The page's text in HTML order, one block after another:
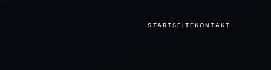
STARTSEITEKONTAKT